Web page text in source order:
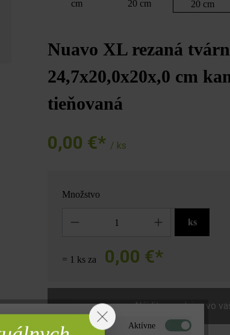
cm
20 cm
20 cm
Nuavo XL rezaná
24,7x20,0x20x,0 cm
tieňovaná
0,00 €* / ks
Množstvo
ks
= 1 ks za 0,00 €*
Nájdite predajcu vo
Aktívne